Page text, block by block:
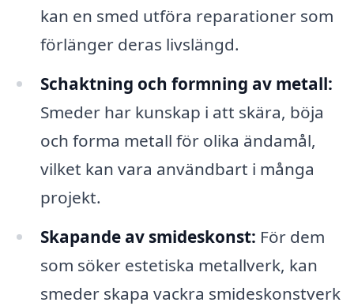
kan en smed utföra reparationer som
förlänger deras livslängd.
Schaktning och formning av metall:
Smeder har kunskap i att skära, böja
och forma metall för olika ändamål,
vilket kan vara användbart i många
projekt.
Skapande av smideskonst: För dem
som söker estetiska metallverk, kan
smeder skapa vackra smideskonstverk